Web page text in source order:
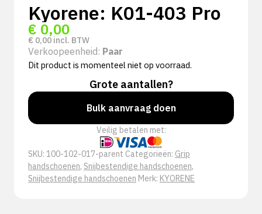
Kyorene: K01-403 Pro
€ 0,00
€ 0,00 incl. BTW
Verkoopeenheid: Paar
Dit product is momenteel niet op voorraad.
Grote aantallen?
Bulk aanvraag doen
Veilig betalen met:
SKU: 100-102-017-parent Categorieën: Grip
handschoenen, Snijbestendige handschoenen,
Snijbestendige handschoenen Merk: KYORENE